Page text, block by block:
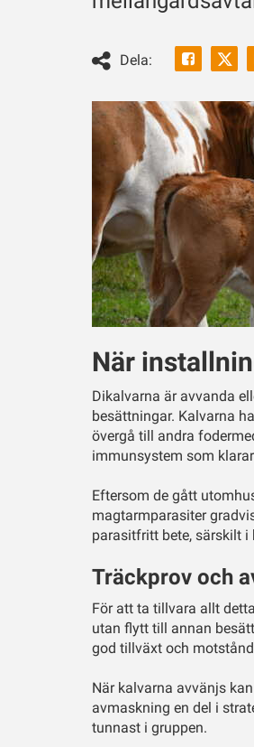
Dela:
När
Dikalvarna är avvanda
besättningar. Kalvarna
övergå till andra
immunsystem som
Eftersom de gått
magtarmparasiter
parasitfritt bete, särskilt
Träckprov och
För att ta tillvara allt
utan flytt till annan
god tillväxt och
När kalvarna avvänjs
avmaskning en del i
tunnast i gruppen.